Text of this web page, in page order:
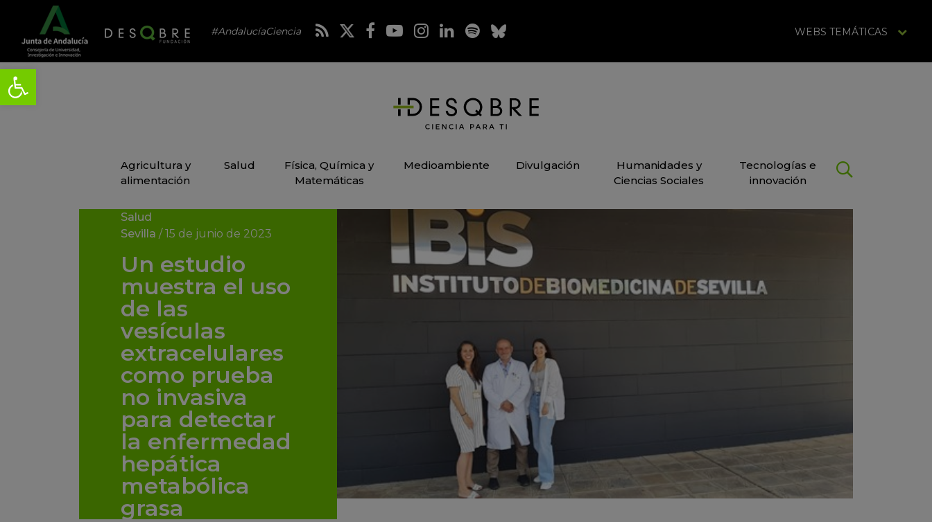
#AndalucíaCiencia WEBS TEMÁTICAS
Agricultura y
alimentación
Salud
Física, Química y
Matemáticas
Medioambiente Divulgación
Humanidades y
Ciencias Sociales
Tecnologías e
innovación
Salud
Sevilla /15 de junio de 2023
Un estudio
muestra el uso
de las
vesículas
extracelulares
como prueba
no invasiva
para detectar
la enfermedad
hepática
metabólica
grasa